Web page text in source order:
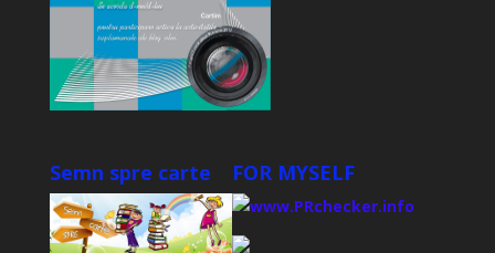
Semn spre carte FOR MYSELF